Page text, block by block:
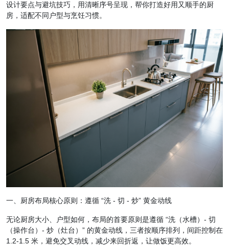
设计要点与避坑技巧，用清晰序号呈现，帮你打造好用又顺手的厨
房，适配不同户型与烹饪习惯。
一、厨房布局核心原则：遵循 “洗 - 切 - 炒” 黄金动线
无论厨房大小、户型如何，布局的首要原则是遵循 “洗（水槽）- 切
（操作台）- 炒（灶台）” 的黄金动线，三者按顺序排列，间距控制在
1.2-1.5 米，避免交叉动线，减少来回折返，让做饭更高效。